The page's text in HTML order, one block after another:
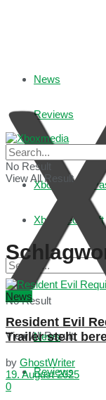
News
Reviews
Games with
Xbox Game
Xboxmedia hilft
No Result
View All Result
News
Reviews
No Result
View All Result
News
Resident Evil
Trailer steht
by GhostWriter
19. August 2025
0